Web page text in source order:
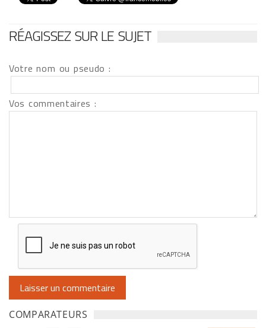
RÉAGISSEZ SUR LE SUJET
Votre nom ou pseudo :
Vos commentaires :
COMPARATEURS